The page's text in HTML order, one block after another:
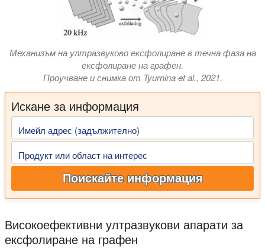
Механизъм на ултразвуково ексфолиране в течна фаза на
ексфолиране на графен.
Проучване и снимка от Tyurnina et al., 2021.
Искане за информация
Имейл адрес (задължително)
Продукт или област на интерес
Поискайте информация
Високоефективни ултразвукови апарати за
ексфолиране на графен